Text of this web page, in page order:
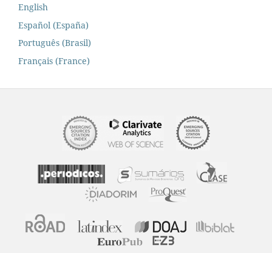
English
Español (España)
Português (Brasil)
Français (France)